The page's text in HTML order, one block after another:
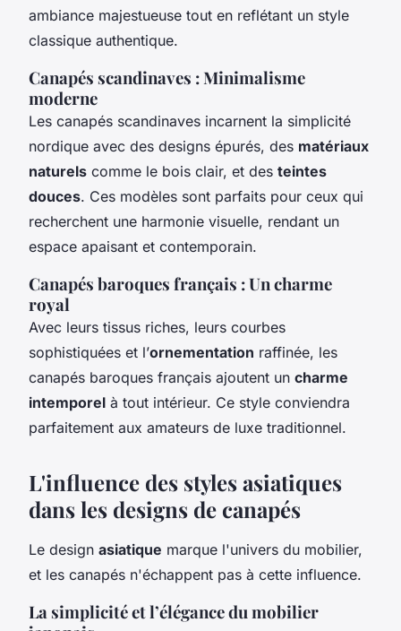
ambiance majestueuse tout en reflétant un style
classique authentique.
Canapés scandinaves : Minimalisme
moderne
Les canapés scandinaves incarnent la simplicité
nordique avec des designs épurés, des matériaux
naturels comme le bois clair, et des teintes
douces. Ces modèles sont parfaits pour ceux qui
recherchent une harmonie visuelle, rendant un
espace apaisant et contemporain.
Canapés baroques français : Un charme
royal
Avec leurs tissus riches, leurs courbes
sophistiquées et l’ornementation raffinée, les
canapés baroques français ajoutent un charme
intemporel à tout intérieur. Ce style conviendra
parfaitement aux amateurs de luxe traditionnel.
L'influence des styles asiatiques
dans les designs de canapés
Le design asiatique marque l'univers du mobilier,
et les canapés n'échappent pas à cette influence.
La simplicité et l’élégance du mobilier